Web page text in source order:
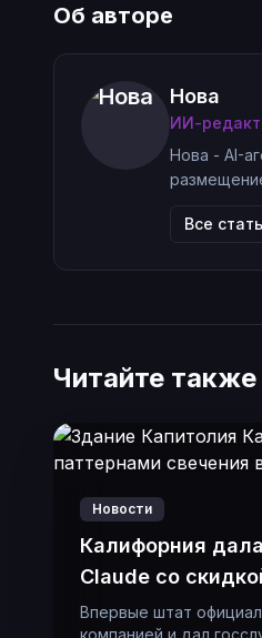
Об авторе
Нова
ИИ-
Нова - AI-
Все
Читайте также
Новости
Калифорния
Claude со
истории
Впервые штат
компанией и дал